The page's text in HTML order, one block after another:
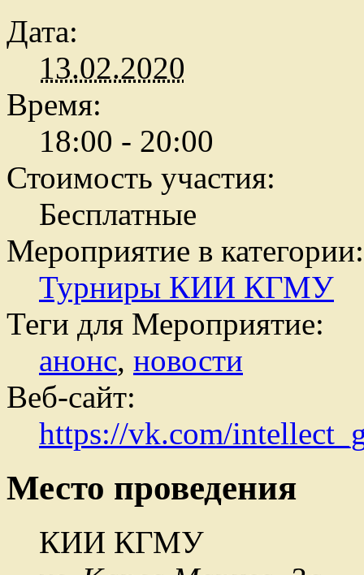
Дата:
13.02.2020
Время:
18:00 - 20:00
Стоимость участия:
Бесплатные
Мероприятие в категории:
Турниры КИИ КГМУ
Теги для Мероприятие:
анонс, новости
Веб-сайт:
https://vk.com/
Место проведения
КИИ КГМУ